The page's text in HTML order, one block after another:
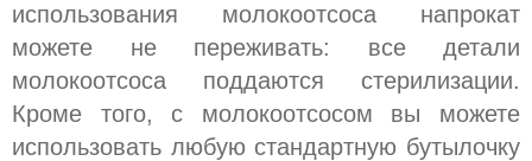
использования молокоотсоса напрокат
можете не переживать: все детали
молокоотсоса поддаются стерилизации.
Кроме того, с молокоотсосом вы можете
использовать любую стандартную бутылочку